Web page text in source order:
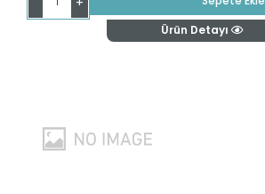
Ürün Detayı